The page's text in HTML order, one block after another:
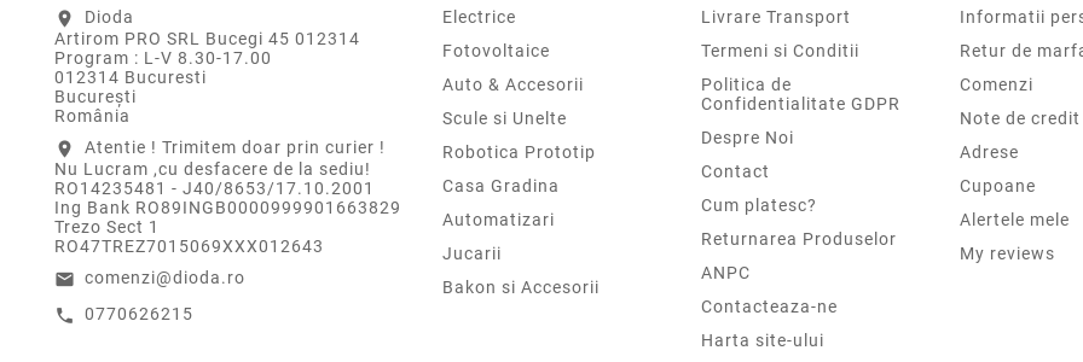
location_on
Dioda
Artirom PRO SRL Bucegi 45 012314
Program : L-V 8.30-17.00
012314 Bucuresti
Bucureşti
România
location_on
Atentie ! Trimitem doar prin curier !
Nu Lucram ,cu desfacere de la sediu!
RO14235481 - J40/8653/17.10.2001
Ing Bank RO89INGB0000999901663829
Trezo Sect 1
RO47TREZ7015069XXX012643
email comenzi@dioda.ro
call 0770626215
Electrice
Fotovoltaice
Auto & Accesorii
Scule si Unelte
Robotica Prototip
Casa Gradina
Automatizari
Jucarii
Bakon si Accesorii
Livrare Transport
Termeni si Conditii
Politica de
Confidentialitate GDPR
Despre Noi
Contact
Cum platesc?
Returnarea Produselor
ANPC
Contacteaza-ne
Harta site-ului
Informatii
Retur de
Comenzi
Note de credit
Adrese
Cupoane
Alertele mele
My reviews